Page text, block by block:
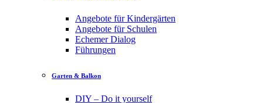
Angebote für Kindergärten
Angebote für Schulen
Echemer Dialog
Führungen
Garten & Balkon
DIY – Do it yourself